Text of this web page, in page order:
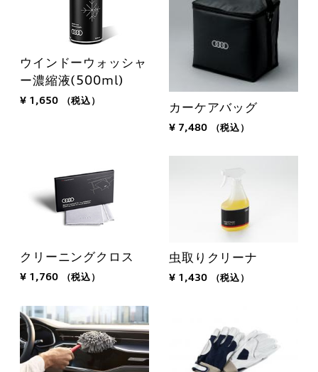
ウインドーウォッシャ
ー濃縮液(500ml)
¥ 1,650 （税込） カーケアバッグ
¥ 7,480 （税込）
クリーニングクロス
¥ 1,760 （税込）
虫取りクリーナ
¥ 1,430 （税込）